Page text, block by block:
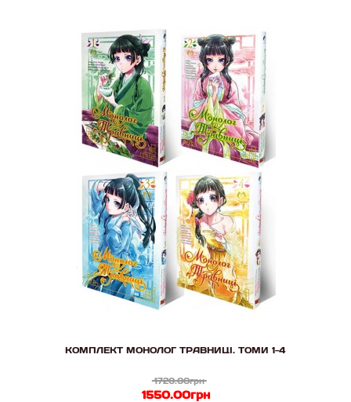
КОМПЛЕКТ МОНОЛОГ ТРАВНИЦІ. ТОМИ 1-4
1720.00грн
1550.00грн